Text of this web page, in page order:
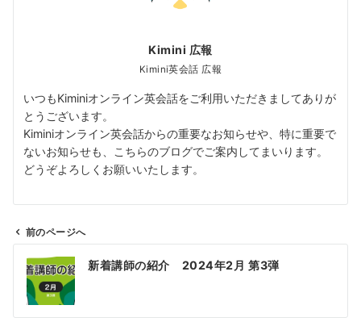
Kimini 広報
Kimini英会話 広報
いつもKiminiオンライン英会話をご利用いただきましてありが
とうございます。
Kiminiオンライン英会話からの重要なお知らせや、特に重要で
ないお知らせも、こちらのブログでご案内してまいります。
どうぞよろしくお願いいたします。
ビ
前のページへ
新着講師の紹介 2024年2月 第3弾